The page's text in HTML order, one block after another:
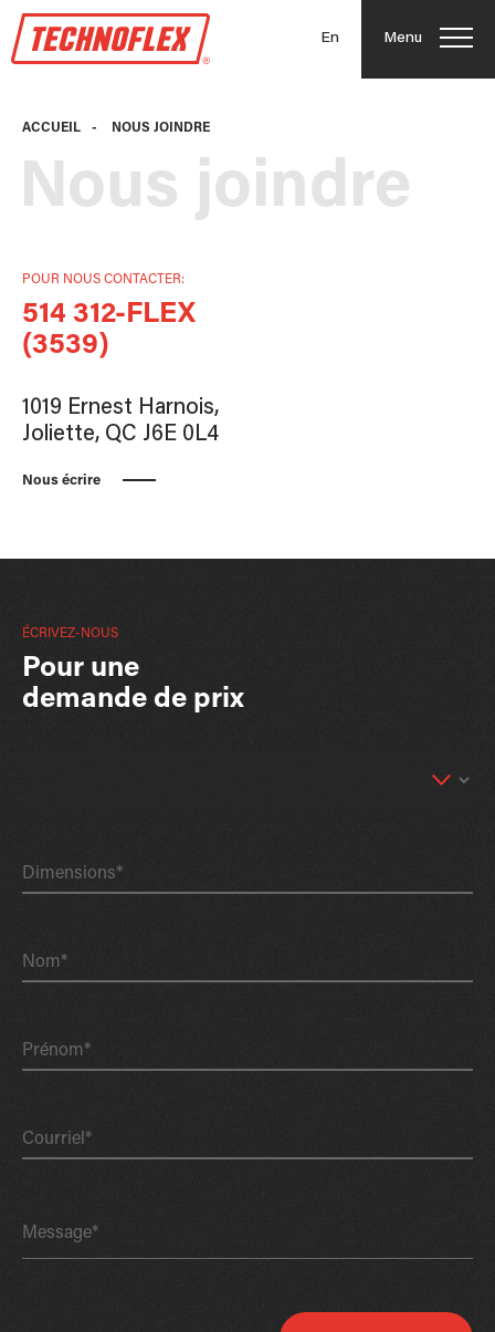
En Menu
ACCUEIL - NOUS JOINDRE
Nous joindre
POUR NOUS CONTACTER:
514 312-FLEX
(3539)
1019 Ernest Harnois,
Joliette, QC J6E 0L4
Nous écrire
ÉCRIVEZ-NOUS
Pour une
demande de prix
Dimensions*
Nom*
Prénom*
Courriel*
Message*